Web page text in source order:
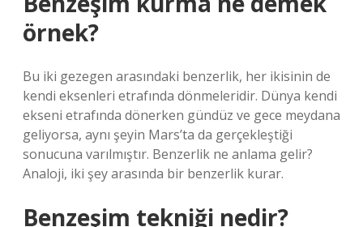
örnek?
Bu iki gezegen arasındaki benzerlik, her ikisinin de
kendi eksenleri etrafında dönmeleridir. Dünya kendi
ekseni etrafında dönerken gündüz ve gece meydana
geliyorsa, aynı şeyin Mars’ta da gerçekleştiği
sonucuna varılmıştır. Benzerlik ne anlama gelir?
Analoji, iki şey arasında bir benzerlik kurar.
Benzeşim tekniği nedir?